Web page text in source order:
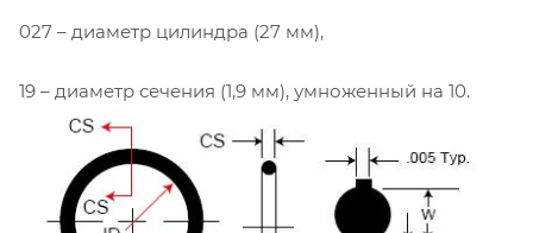
027 – диаметр цилиндра (27 мм),
19 – диаметр сечения (1,9 мм), умноженный на 10.